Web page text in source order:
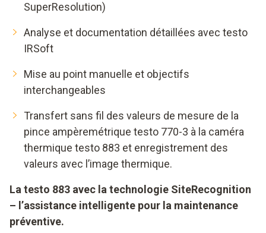
SuperResolution)
Analyse et documentation détaillées avec testo
IRSoft
Mise au point manuelle et objectifs
interchangeables
Transfert sans fil des valeurs de mesure de la
pince ampèremétrique testo 770-3 à la caméra
thermique testo 883 et enregistrement des
valeurs avec l’image thermique.
La testo 883 avec la technologie SiteRecognition
– l’assistance intelligente pour la maintenance
préventive.